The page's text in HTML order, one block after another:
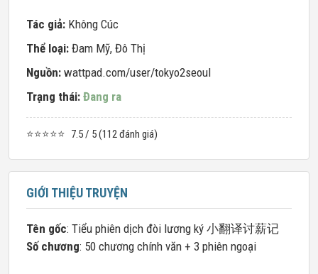
Tác giả: Không Cúc
Thể loại: Đam Mỹ, Đô Thị
Nguồn: wattpad.com/user/tokyo2seoul
Trạng thái: Đang ra
⭐⭐⭐⭐⭐ 7.5 / 5 (112 đánh giá)
GIỚI THIỆU TRUYỆN
Tên gốc: Tiểu phiên dịch đòi lương ký 小翻译讨薪记
Số chương: 50 chương chính văn + 3 phiên ngoại